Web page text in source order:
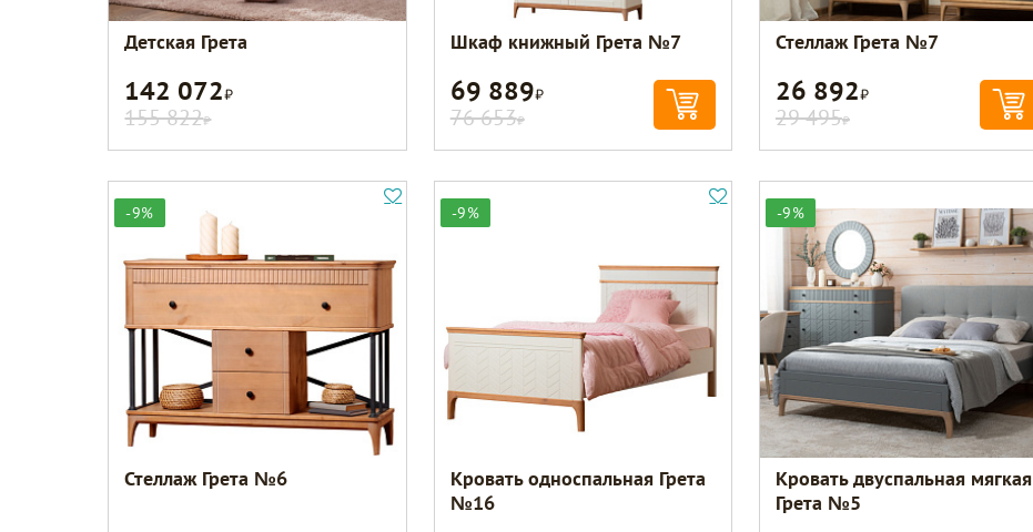
Детская Грета
142 072Р
155 822Р
Шкаф книжный Грета №7
69 889Р
76 653Р
Стеллаж Грета №7
26 892Р
29 495Р
-9%
Стеллаж Грета №6
-9%
Кровать односпальная Грета
№16
-9%
Кровать двуспальная мягкая
Грета №5